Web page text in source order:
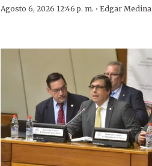
Agosto 6, 2026 12:46 p. m. · Edgar Medina